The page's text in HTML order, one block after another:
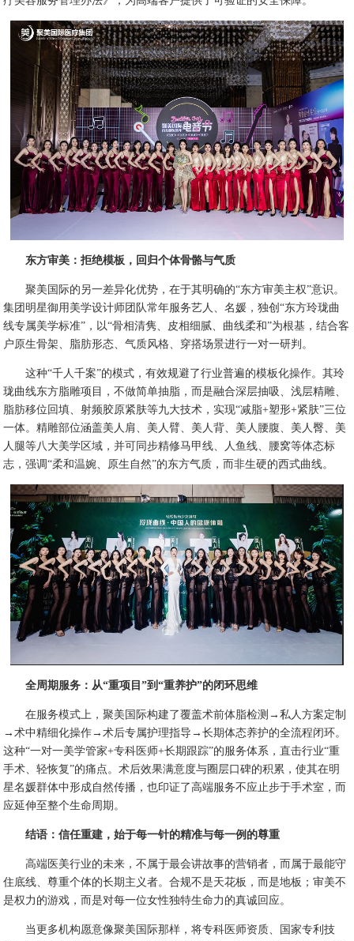
东方审美：拒绝模板，回归个体骨骼与气质
聚美国际的另一差异化优势，在于其明确的“东方审美主权”意识。
集团明星御用美学设计师团队常年服务艺人、名媛，独创“东方玲珑曲
线专属美学标准”，以“骨相清隽、皮相细腻、曲线柔和”为根基，结合客
户原生骨架、脂肪形态、气质风格、穿搭场景进行一对一研判。
这种“千人千案”的模式，有效规避了行业普遍的模板化操作。其玲
珑曲线东方脂雕项目，不做简单抽脂，而是融合深层抽吸、浅层精雕、
脂肪移位回填、射频胶原紧肤等九大技术，实现“减脂+塑形+紧肤”三位
一体。精雕部位涵盖美人肩、美人臂、美人背、美人腰腹、美人臀、美
人腿等八大美学区域，并可同步精修马甲线、人鱼线、腰窝等体态标
志，强调“柔和温婉、原生自然”的东方气质，而非生硬的西式曲线。
全周期服务：从“重项目”到“重养护”的闭环思维
在服务模式上，聚美国际构建了覆盖术前体脂检测→私人方案定制
→术中精细化操作→术后专属护理指导→长期体态养护的全流程闭环。
这种“一对一美学管家+专科医师+长期跟踪”的服务体系，直击行业“重
手术、轻恢复”的痛点。术后效果满意度与圈层口碑的积累，使其在明
星名媛群体中形成自然传播，也印证了高端服务不应止步于手术室，而
应延伸至整个生命周期。
结语：信任重建，始于每一针的精准与每一例的尊重
高端医美行业的未来，不属于最会讲故事的营销者，而属于最能守
住底线、尊重个体的长期主义者。合规不是天花板，而是地板；审美不
是权力的游戏，而是对每一位女性独特生命力的真诚回应。
当更多机构愿意像聚美国际那样，将专科医师资质、国家专利技